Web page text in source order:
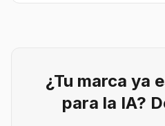
¿Tu marca ya
para la IA?